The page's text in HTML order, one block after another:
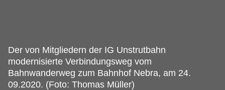
Der von Mitgliedern der IG Unstrutbahn
modernisierte Verbindungsweg vom
Bahnwanderweg zum Bahnhof Nebra, am 24.
09.2020. (Foto: Thomas Müller)